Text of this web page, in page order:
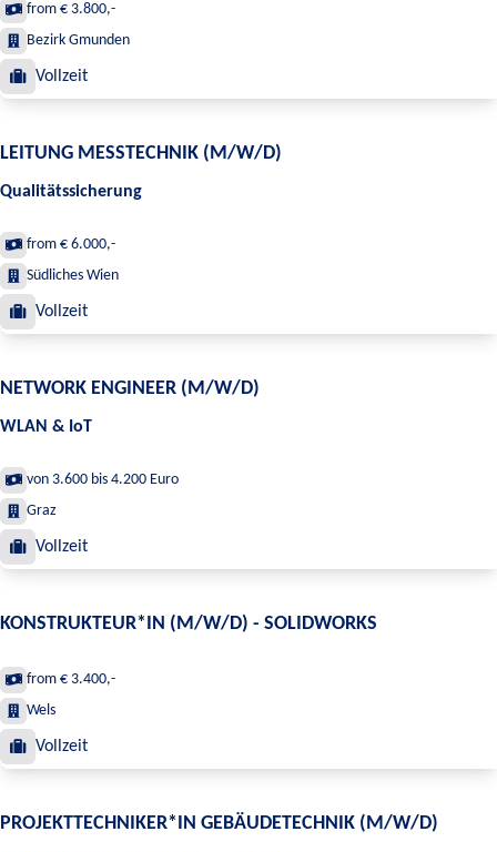
from € 3.800,-
Bezirk Gmunden
Vollzeit
LEITUNG MESSTECHNIK (M/W/D)
Qualitätssicherung
from € 6.000,-
Südliches Wien
Vollzeit
NETWORK ENGINEER (M/W/D)
WLAN & IoT
von 3.600 bis 4.200 Euro
Graz
Vollzeit
KONSTRUKTEUR*IN (M/W/D) - SOLIDWORKS
from € 3.400,-
Wels
Vollzeit
PROJEKTTECHNIKER*IN GEBÄUDETECHNIK (M/W/D)